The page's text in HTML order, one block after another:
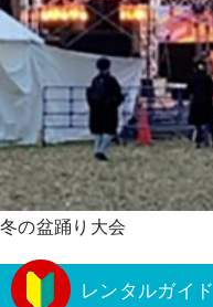
冬の盆踊り大会
レンタルガイド